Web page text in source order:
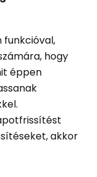
funkcióval,
hogy
éppen
akkor